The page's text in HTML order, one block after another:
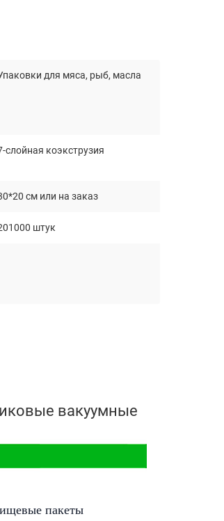
для мяса, рыб, масла
слойная коэкструзия
см или на заказ
штук
вакуумные
пакеты